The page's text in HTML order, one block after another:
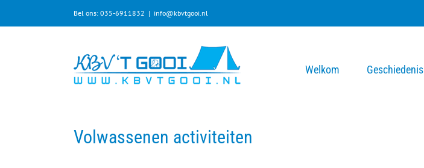
Bel ons: 035-6911832 | info@kbvtgooi.nl
Welkom Geschiedenis
Volwassenen activiteiten